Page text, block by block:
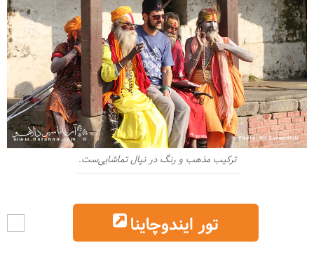
ترکیب مذهب و رنگ در نپال تماشایی‌ست.
تور ایندوچاینا